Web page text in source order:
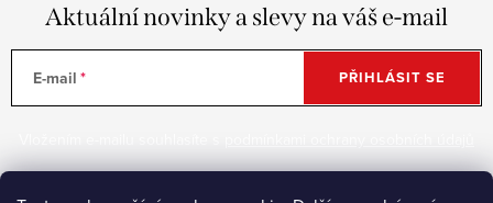
Aktuální novinky a slevy na váš e-mail
E-mail PŘIHLÁSIT SE